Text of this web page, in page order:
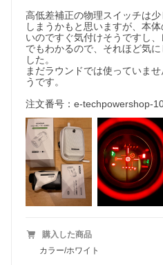
高低差補正の物理スイッチは
しまうかもと思いますが、本
いのですぐ気付けそうですし
でもわかるので、それほど気
した。
まだラウンドでは使っていま
うです。
注文番号：e-techpowershop-
購入した商品
カラー/ホワイト